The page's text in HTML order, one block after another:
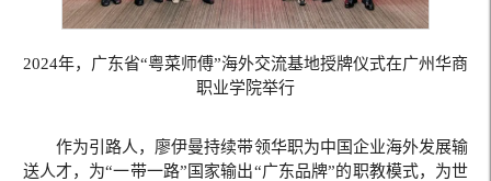
2024年，广东省“粤菜师傅”海外交流基地授牌仪式在广州华商
职业学院举行
作为引路人，廖伊曼持续带领华职为中国企业海外发展输
送人才，为“一带一路”国家输出“广东品牌”的职教模式，为世